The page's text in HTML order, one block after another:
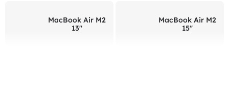
MacBook Air M2
13"
MacBook Air M2
15"